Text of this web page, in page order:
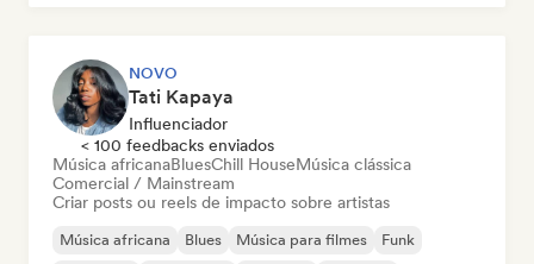
NOVO
Tati Kapaya
Influenciador
< 100 feedbacks enviados
Música africanaBluesChill HouseMúsica clássica
Comercial / Mainstream
Criar posts ou reels de impacto sobre artistas
Música africana Blues Música para filmes
Funk